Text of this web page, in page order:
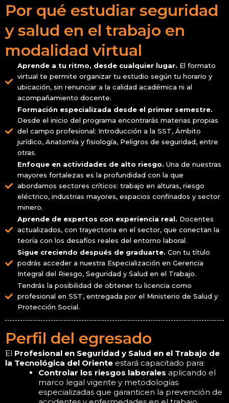
Por qué estudiar seguridad
y salud en el trabajo en
modalidad virtual
Aprende a tu ritmo, desde cualquier lugar. El formato
virtual te permite organizar tu estudio según tu horario y
ubicación, sin renunciar a la calidad académica ni al
acompañamiento docente.
Formación especializada desde el primer semestre.
Desde el inicio del programa encontrarás materias propias
del campo profesional: Introducción a la SST, Ámbito
jurídico, Anatomía y fisiología, Peligros de seguridad, entre
otras.
Enfoque en actividades de alto riesgo. Una de nuestras
mayores fortalezas es la profundidad con la que
abordamos sectores críticos: trabajo en alturas, riesgo
eléctrico, industrias mayores, espacios confinados y sector
minero.
Aprende de expertos con experiencia real. Docentes
actualizados, con trayectoria en el sector, que conectan la
teoría con los desafíos reales del entorno laboral.
Sigue creciendo después de graduarte. Con tu título
podrás acceder a nuestra Especialización en Gerencia
Integral del Riesgo, Seguridad y Salud en el Trabajo.
Tendrás la posibilidad de obtener tu licencia como
profesional en SST, entregada por el Ministerio de Salud y
Protección Social.
Perfil del egresado
El Profesional en Seguridad y Salud en el Trabajo de
la Tecnológica del Oriente estará capacitado para:
Controlar los riesgos laborales aplicando el
marco legal vigente y metodologías
especializadas que garanticen la prevención de